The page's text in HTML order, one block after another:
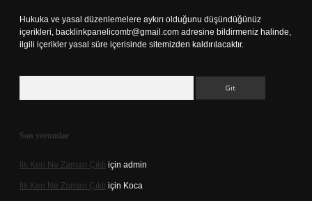
Hukuka ve yasal düzenlemelere aykırı olduğunu düşündüğünüz
içerikleri, backlinkpanelicomtr@gmail.com adresine bildirmeniz halinde,
ilgili içerikler yasal süre içerisinde sitemizden kaldırılacaktır.
Son yorumlar
Ilk Ken Ne Zaman Çıktı için admin
Ilk Ken Ne Zaman Çıktı için Koca